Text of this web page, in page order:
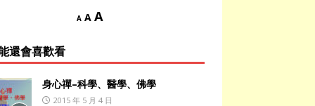
A A A
還會喜歡看
身心禪–科學、醫學、佛學
2015 年 5 月 4 日